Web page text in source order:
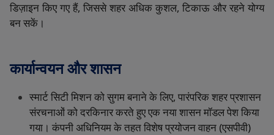
डिज़ाइन किए गए हैं, जिससे शहर अधिक कुशल, टिकाऊ और रहने योग्य
बनसकें।
कार्यान्वयनऔरशासन
स्मार्टसिटीमिशनकोसुगमबनानेकेलिए, पारंपरिकशहरप्रशासन
संरचनाओंकोदरकिनारकरतेहुएएकनयाशासनमॉडलपेशकिया
गया। कंपनीअधिनियमकेतहतविशेषप्रयोजनवाहन (एसपीवी)